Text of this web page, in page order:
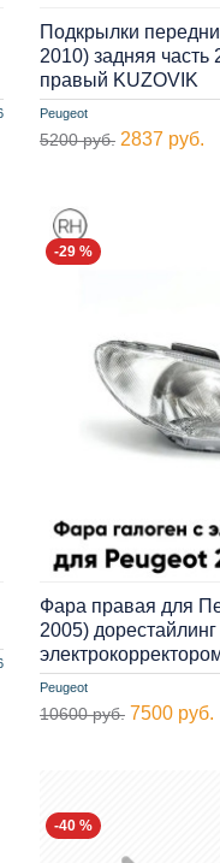
Peugeot
Подкрылки
2010) задняя
правый KUZOVIK
5200 руб. 2837 руб.
-29 %
Peugeot
Фара правая для
2005) дорестайлинг
10600 руб. 7500 руб.
-40 %